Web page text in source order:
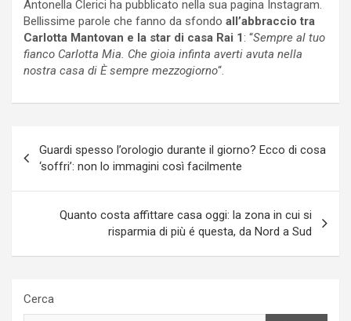
Antonella Clerici ha pubblicato nella sua pagina Instagram.
Bellissime parole che fanno da sfondo all’abbraccio tra
Carlotta Mantovan e la star di casa Rai 1: “Sempre al tuo
fianco Carlotta Mia. Che gioia infinta averti avuta nella
nostra casa di È sempre mezzogiorno“.
articoli
Guardi spesso l’orologio durante il giorno? Ecco di cosa
‘soffri’: non lo immagini così facilmente
Quanto costa affittare casa oggi: la zona in cui si
risparmia di più é questa, da Nord a Sud
Cerca